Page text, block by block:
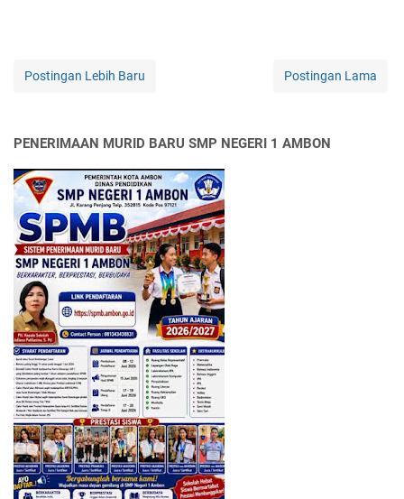
Postingan Lebih Baru Postingan Lama
PENERIMAAN MURID BARU SMP NEGERI 1 AMBON